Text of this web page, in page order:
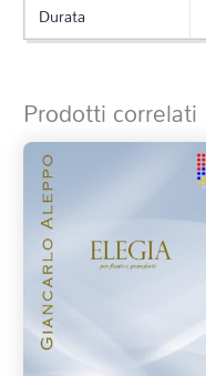
Durata
Prodotti correlati